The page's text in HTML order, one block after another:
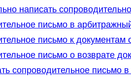
написать
письмо в
письмо к документам
письмо о возврате
сопроводительное письмо